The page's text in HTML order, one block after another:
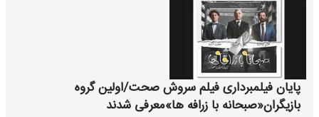
پایان فیلمبرداری فیلم سروش صحت/اولین گروه
بازیگران«صبحانه با زرافه ها»معرفی شدند